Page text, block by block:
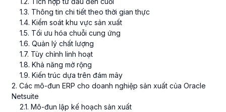
1.3. Thông tin chi tiết theo thời gian thực
1.4. Kiểm soát khu vực sản xuất
1.5. Tối ưu hóa chuỗi cung ứng
1.6. Quản lý chất lượng
1.7. Tùy chỉnh linh hoạt
1.8. Khả năng mở rộng
1.9. Kiến trúc dựa trên đám mây
2. Các mô-đun ERP cho doanh nghiệp sản xuất của Oracle
Netsuite
2.1. Mô-đun lập kế hoạch sản xuất